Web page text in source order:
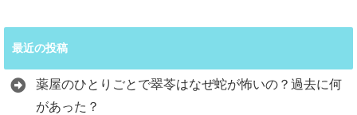
最近の投稿
薬屋のひとりごとで翠苓はなぜ蛇が怖いの？過去に何
があった？